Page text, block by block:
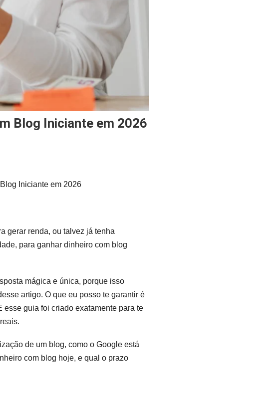
Blog Iniciante em 2026
Iniciante em 2026
gerar renda, ou talvez já tenha
para ganhar dinheiro com blog
mágica e única, porque isso
artigo. O que eu posso te garantir é
guia foi criado exatamente para te
de um blog, como o Google está
com blog hoje, e qual o prazo